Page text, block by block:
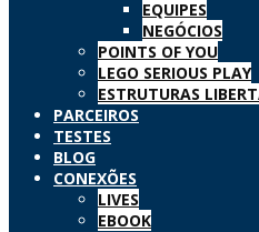
EQUIPES
NEGÓCIOS
POINTS OF YOU
LEGO SERIOUS PLAY
ESTRUTURAS
PARCEIROS
TESTES
BLOG
CONEXÕES
LIVES
EBOOK